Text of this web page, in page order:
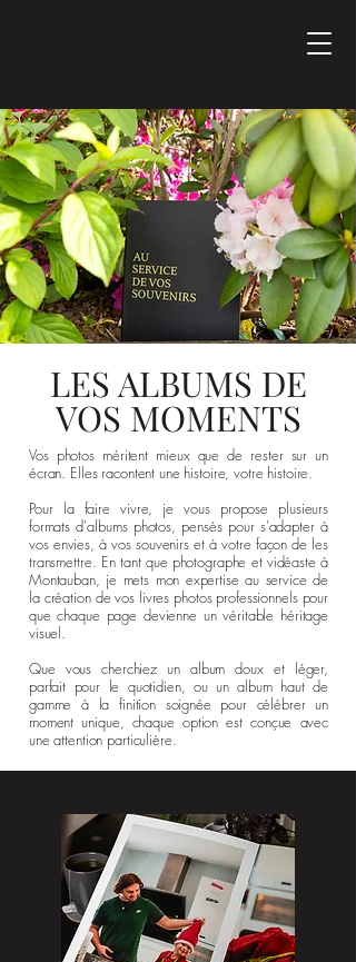
LES ALBUMS DE
VOS MOMENTS
Vos photos méritent mieux que de rester sur un
écran. Elles racontent une histoire, votre histoire.
Pour la faire vivre, je vous propose plusieurs
formats d'albums photos, pensés pour s'adapter à
vos envies, à vos souvenirs et à votre façon de les
transmettre. En tant que photographe et vidéaste à
Montauban, je mets mon expertise au service de
la création de vos livres photos professionnels pour
que chaque page devienne un véritable héritage
visuel.
Que vous cherchiez un album doux et léger,
parfait pour le quotidien, ou un album haut de
gamme à la finition soignée pour célébrer un
moment unique, chaque option est conçue avec
une attention particulière.